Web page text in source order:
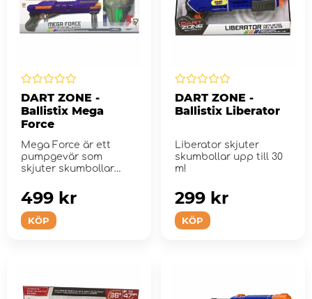
DART ZONE -
Ballistix Mega
Force
Mega Force är ett
pumpgevär som
skjuter skumbollar
KÖP
499 kr
DART ZONE -
Ballistix Liberator
Liberator skjuter
skumbollar upp till 30
m!
KÖP
299 kr